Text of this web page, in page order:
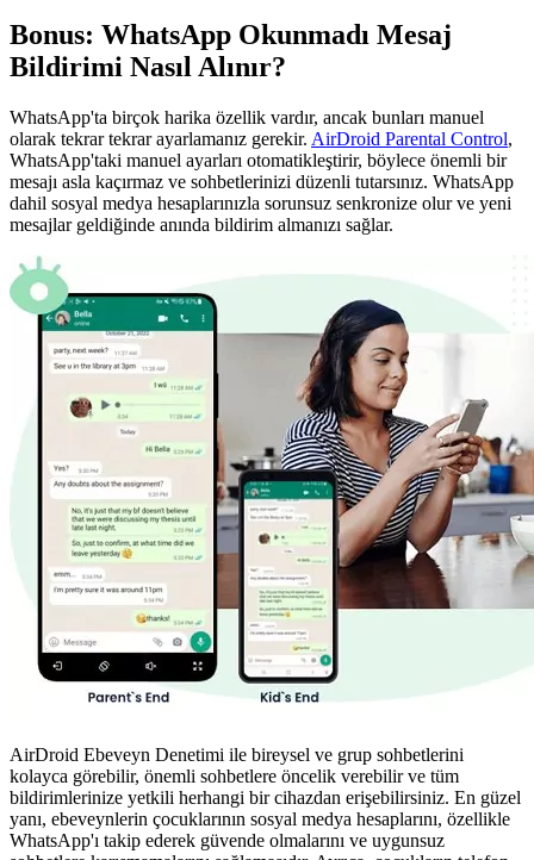
Bonus: WhatsApp Okunmadı Mesaj
Bildirimi Nasıl Alınır?
WhatsApp'ta birçok harika özellik vardır, ancak bunları manuel
olarak tekrar tekrar ayarlamanız gerekir. AirDroid Parental Control,
WhatsApp'taki manuel ayarları otomatikleştirir, böylece önemli bir
mesajı asla kaçırmaz ve sohbetlerinizi düzenli tutarsınız. WhatsApp
dahil sosyal medya hesaplarınızla sorunsuz senkronize olur ve yeni
mesajlar geldiğinde anında bildirim almanızı sağlar.
AirDroid Ebeveyn Denetimi ile bireysel ve grup sohbetlerini
kolayca görebilir, önemli sohbetlere öncelik verebilir ve tüm
bildirimlerinize yetkili herhangi bir cihazdan erişebilirsiniz. En güzel
yanı, ebeveynlerin çocuklarının sosyal medya hesaplarını, özellikle
WhatsApp'ı takip ederek güvende olmalarını ve uygunsuz